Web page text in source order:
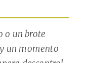
o un brote
un momento